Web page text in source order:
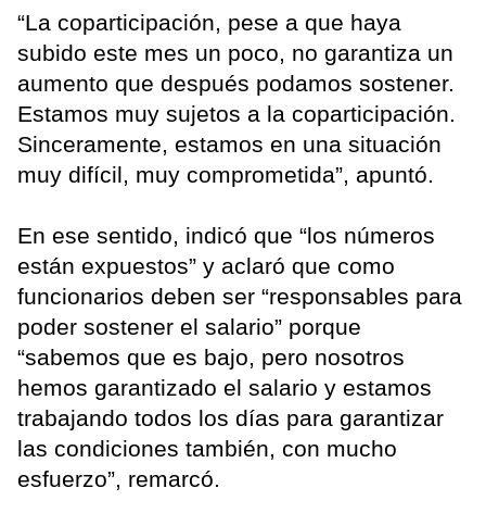
“La coparticipación, pese a que haya
subido este mes un poco, no garantiza un
aumento que después podamos sostener.
Estamos muy sujetos a la coparticipación.
Sinceramente, estamos en una situación
muy difícil, muy comprometida”, apuntó.
En ese sentido, indicó que “los números
están expuestos” y aclaró que como
funcionarios deben ser “responsables para
poder sostener el salario” porque
“sabemos que es bajo, pero nosotros
hemos garantizado el salario y estamos
trabajando todos los días para garantizar
las condiciones también, con mucho
esfuerzo”, remarcó.